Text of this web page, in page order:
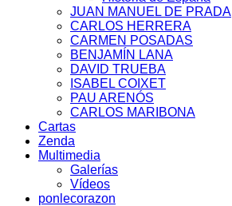
JUAN MANUEL DE PRADA
CARLOS HERRERA
CARMEN POSADAS
BENJAMÍN LANA
DAVID TRUEBA
ISABEL COIXET
PAU ARENÓS
CARLOS MARIBONA
Cartas
Zenda
Multimedia
Galerías
Vídeos
ponlecorazon